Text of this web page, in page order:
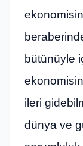
bütünüyle
ileri
dünya ve